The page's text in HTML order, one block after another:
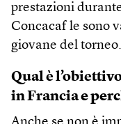
prestazioni
Concacaf le sono
giovane del torneo.
Qual è
in Franciae